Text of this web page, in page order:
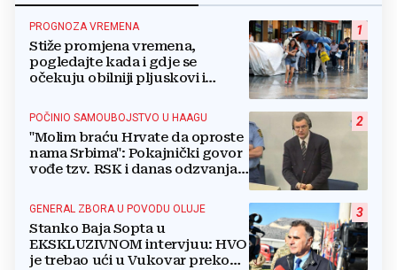
1
PROGNOZA VREMENA
Stiže promjena vremena,
pogledajte kada i gdje se
očekuju obilniji pljuskovi i
2
POČINIO SAMOUBOJSTVO U HAAGU
"Molim braću Hrvate da oproste
nama Srbima": Pokajnički govor
vođe tzv. RSK i danas odzvanja
3
GENERAL ZBORA U POVODU OLUJE
Stanko Baja Sopta u
EKSKLUZIVNOM intervjuu: HVO
je trebao ući u Vukovar preko